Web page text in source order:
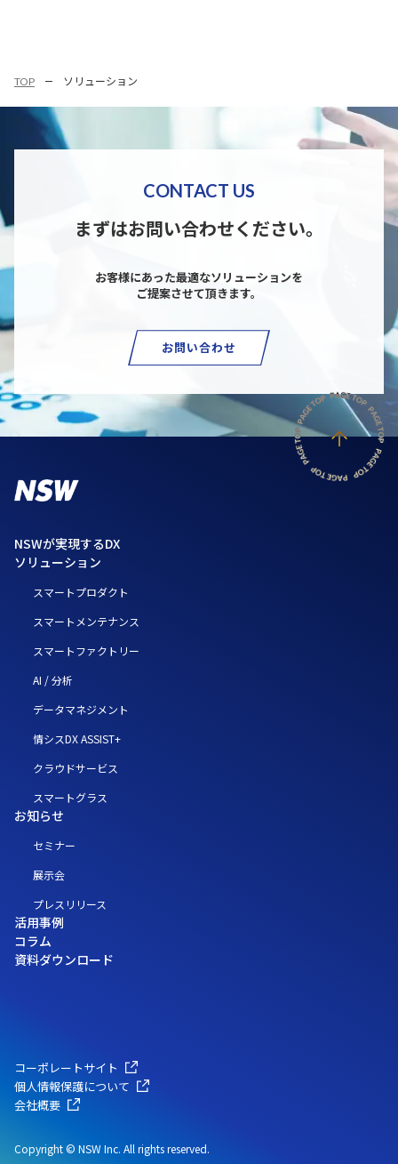
TOP ソリューション
CONTACT US
まずはお問い合わせください。
お客様にあった最適なソリューションを
ご提案させて頂きます。
お問い合わせ
NSWが実現するDX
ソリューション
スマートプロダクト
スマートメンテナンス
スマートファクトリー
AI / 分析
データマネジメント
情シスDX ASSIST+
クラウドサービス
スマートグラス
お知らせ
セミナー
展示会
プレスリリース
活用事例
コラム
資料ダウンロード
コーポレートサイト
個人情報保護について
会社概要
Copyright © NSW Inc. All rights reserved.